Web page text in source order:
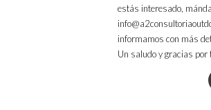
estás interesado,
informamos con más
Un saludo y gracias por